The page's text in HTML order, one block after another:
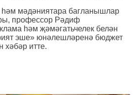
мәдәниятара багланышлар
профессор Рәдиф
һәм җәмәгатьчелек белән
эше» юнәлешләренә бюджет
хәбәр итте.